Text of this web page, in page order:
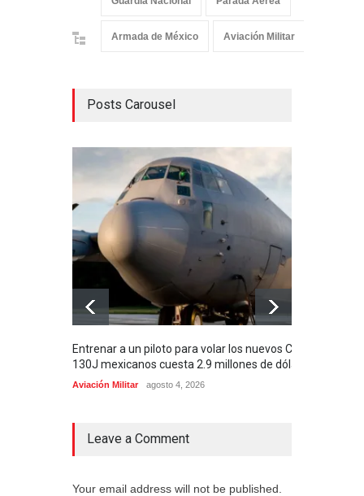
Armada de México Aviación Militar
Posts Carousel
Entrenar a un piloto para volar los nuevos C-
130J mexicanos cuesta 2.9 millones de dólares
Aviación Militar agosto 4, 2026
Leave a Comment
Your email address will not be published.